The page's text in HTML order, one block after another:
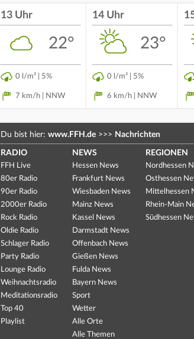
13 Uhr
22°
0 l/m² | 5%
7 km/h | NNW
14 Uhr
23°
0 l/m² | 5%
6 km/h | NNW
Du bist hier: www.FFH.de >>> Nachrichten
RADIO
FFH Live
80er Radio
90er Radio
2000er Radio
Rock Radio
Oldie Radio
Schlager Radio
Party Radio
Lounge Radio
Weihnachtsradio
Meditationsradio
Top 40
Playlist
NEWS
Hessen News
Frankfurt News
Wiesbaden News
Mainz News
Kassel News
Darmstadt News
Offenbach News
Gießen News
Fulda News
Bayern News
Sport
Wetter
Alle Orte
Alle Themen
REGIONEN
Nordhessen
Osthessen
Mittelhessen
Rhein-Main
Südhessen